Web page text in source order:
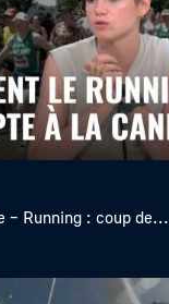
– Running : coup de...